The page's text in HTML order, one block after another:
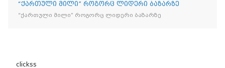
“ქართული მილი” როგორც ლიდერი ბაზარზე
“ქართული მილი” როგორც ლიდერი ბაზარზე
clickss